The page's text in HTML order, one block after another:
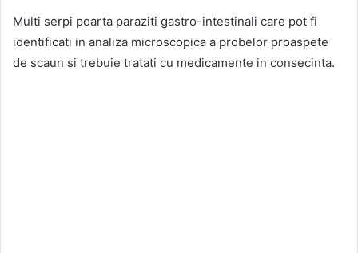
Multi serpi poarta paraziti gastro-intestinali care pot fi
identificati in analiza microscopica a probelor proaspete
de scaun si trebuie tratati cu medicamente in consecinta.